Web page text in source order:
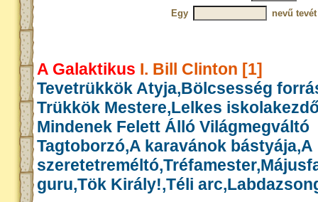
Egy
nevű
A Galaktikus I. Bill Clinton [1]
Tevetrükkök Atyja,Bölcsesség
Trükkök Mestere,Lelkes
Mindenek Felett Álló Világmegváltó
Tagtoborzó,A karavánok bástyája,A
guru,Tök Király!,Téli